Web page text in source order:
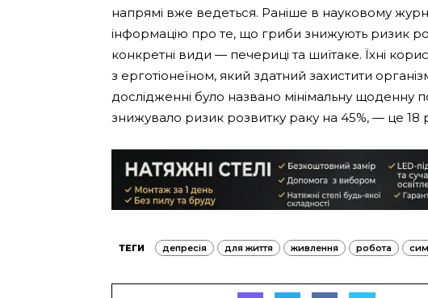
напрямі вже ведеться. Раніше в науковому
інформацію про те, що гриби знижують ризик
конкретні види — печериці та шиїтаке. Їхні
з ерготіонеїном, який здатний захистити
дослідженні було названо мінімальну щоденну
знижувало ризик розвитку раку на 45%, — це 18
ТЕГИ депресія для життя живлення робота